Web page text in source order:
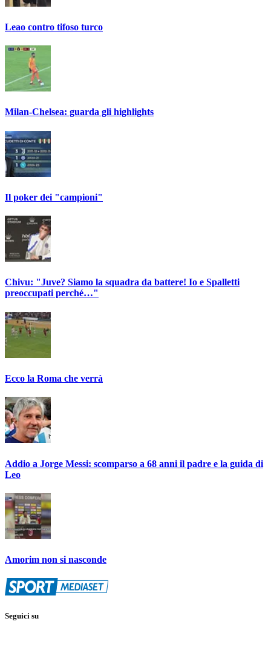
Leao contro tifoso turco
Milan-Chelsea: guarda gli highlights
Il poker dei "campioni"
Chivu: "Juve? Siamo la squadra da battere! Io e Spalletti
preoccupati perché…"
Ecco la Roma che verrà
Addio a Jorge Messi: scomparso a 68 anni il padre e la guida di
Leo
Amorim non si nasconde
Seguici su